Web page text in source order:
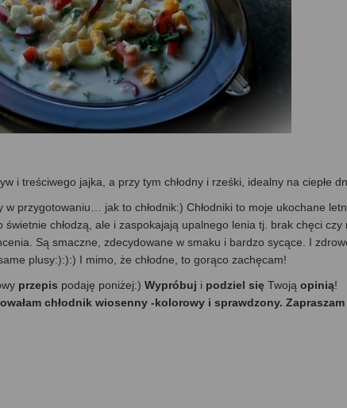
i treściwego jajka, a przy tym chłodny i rześki, idealny na ciepłe
w przygotowaniu… jak to chłodnik:) Chłodniki to moje ukochane
chłodzą, ale i zaspokajają upalnego lenia tj. brak chęci czy
Są smaczne, zdecydowane w smaku i bardzo sycące. I
plusy:):):) I mimo, że chłodne, to gorąco zachęcam!
przepis podaję poniżej:) Wypróbuj i podziel się Twoją opinią!
chłodnik wiosenny -kolorowy i sprawdzony.